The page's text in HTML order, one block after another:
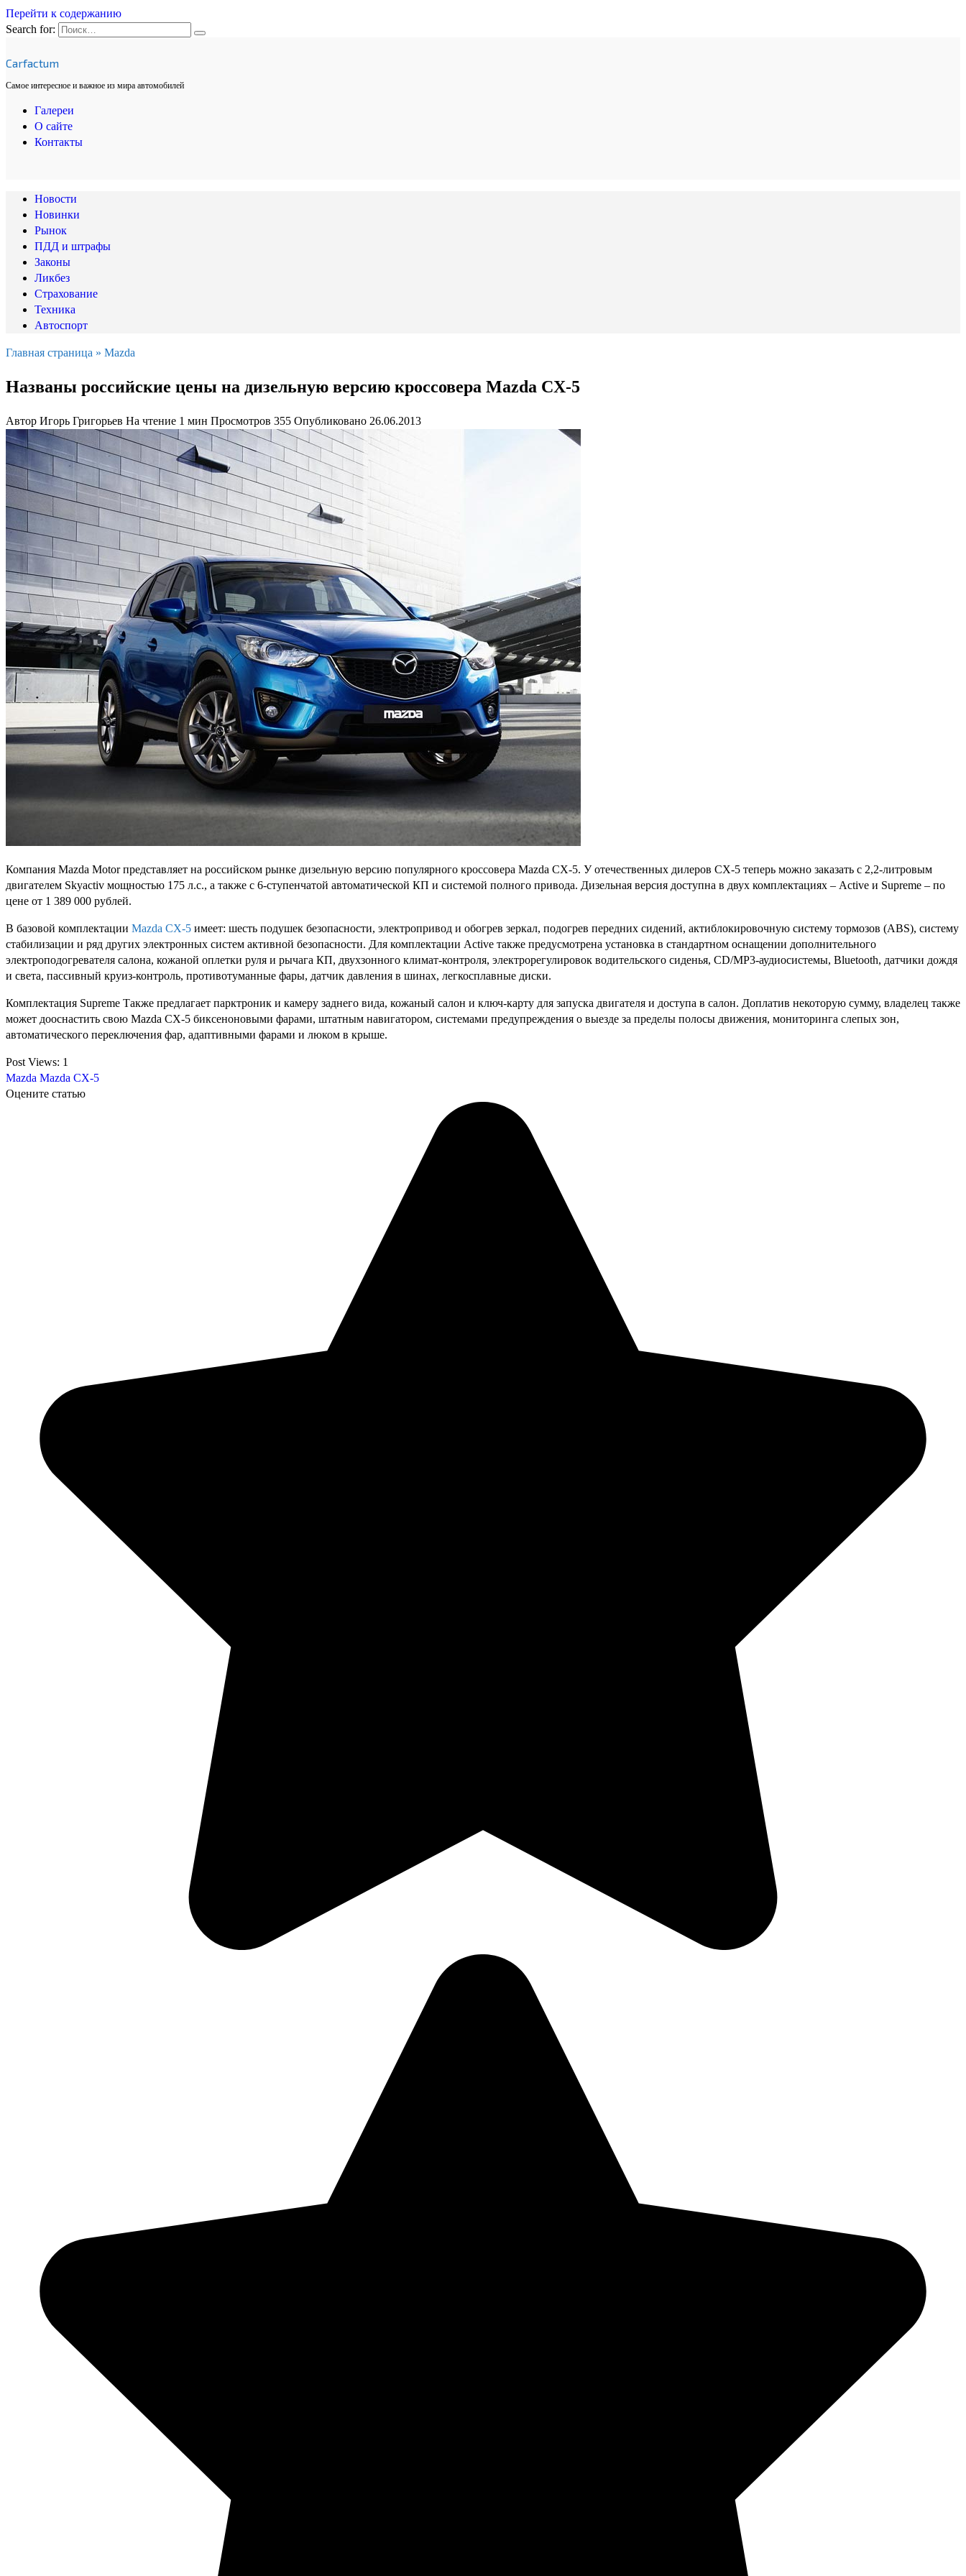
Перейти к содержанию
Search for:
Carfactum
Самое интересное и важное из мира автомобилей
Галереи
О сайте
Контакты
Новости
Новинки
Рынок
ПДД и штрафы
Законы
Ликбез
Страхование
Техника
Автоспорт
Главная страница » Mazda
Названы российские цены на дизельную версию кроссовера Mazda CX-5
Автор Игорь Григорьев На чтение 1 мин Просмотров 355 Опубликовано 26.06.2013
Компания Mazda Motor представляет на российском рынке дизельную версию популярного кроссовера Mazda CX-5. У отечественных дилеров CX-5 теперь можно заказать с 2,2-литровым
двигателем Skyactiv мощностью 175 л.с., а также с 6-ступенчатой автоматической КП и системой полного привода. Дизельная версия доступна в двух комплектациях – Active и Supreme – по
цене от 1 389 000 рублей.
В базовой комплектации Mazda CX-5 имеет: шесть подушек безопасности, электропривод и обогрев зеркал, подогрев передних сидений, актиблокировочную систему тормозов (ABS), систему
стабилизации и ряд других электронных систем активной безопасности. Для комплектации Active также предусмотрена установка в стандартном оснащении дополнительного
электроподогревателя салона, кожаной оплетки руля и рычага КП, двухзонного климат-контроля, электрорегулировок водительского сиденья, CD/MP3-аудиосистемы, Bluetooth, датчики дождя
и света, пассивный круиз-контроль, противотуманные фары, датчик давления в шинах, легкосплавные диски.
Комплектация Supreme Также предлагает парктроник и камеру заднего вида, кожаный салон и ключ-карту для запуска двигателя и доступа в салон. Доплатив некоторую сумму, владелец также
может дооснастить свою Mazda CX-5 биксеноновыми фарами, штатным навигатором, системами предупреждения о выезде за пределы полосы движения, мониторинга слепых зон,
автоматического переключения фар, адаптивными фарами и люком в крыше.
Post Views: 1
Mazda Mazda CX-5
Оцените статью